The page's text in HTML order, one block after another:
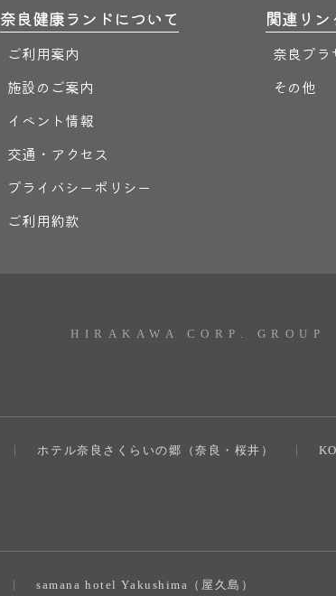
奈良健康ランドについて
ご利用案内
施設のご案内
イベント情報
交通・アクセス
プライバシーポリシー
ご利用約款
関連リン
奈良プラ
その他
HIRAKAWA CORP. GROUP
ホテル奈良さくらいの郷（奈良・桜井）
samana hotel Yakushima（屋久島）